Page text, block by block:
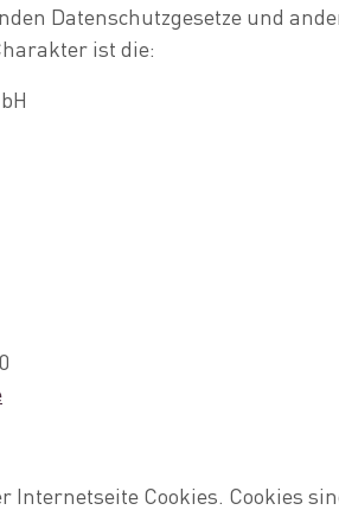
Datenschutzgesetze und
ist die:
Internetseite Cookies. Cookies